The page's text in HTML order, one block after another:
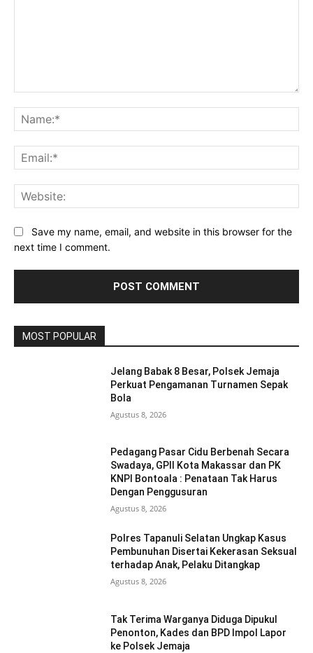
Save my name, email, and website in this browser for the
next time I comment.
MOST POPULAR
Jelang Babak 8 Besar, Polsek Jemaja
Perkuat Pengamanan Turnamen Sepak
Bola
Agustus 8, 2026
Pedagang Pasar Cidu Berbenah Secara
Swadaya, GPII Kota Makassar dan PK
KNPI Bontoala : Penataan Tak Harus
Dengan Penggusuran
Agustus 8, 2026
Polres Tapanuli Selatan Ungkap Kasus
Pembunuhan Disertai Kekerasan Seksual
terhadap Anak, Pelaku Ditangkap
Agustus 8, 2026
Tak Terima Warganya Diduga Dipukul
Penonton, Kades dan BPD Impol Lapor
ke Polsek Jemaja